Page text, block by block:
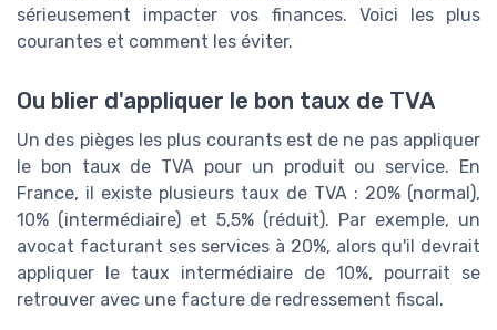
sérieusement impacter vos finances. Voici les plus
courantes et comment les éviter.
Ou blier d'appliquer le bon taux de TVA
Un des pièges les plus courants est de ne pas appliquer
le bon taux de TVA pour un produit ou service. En
France, il existe plusieurs taux de TVA : 20% (normal),
10% (intermédiaire) et 5,5% (réduit). Par exemple, un
avocat facturant ses services à 20%, alors qu'il devrait
appliquer le taux intermédiaire de 10%, pourrait se
retrouver avec une facture de redressement fiscal.